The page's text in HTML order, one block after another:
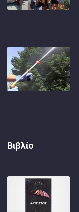
Βιβλίο